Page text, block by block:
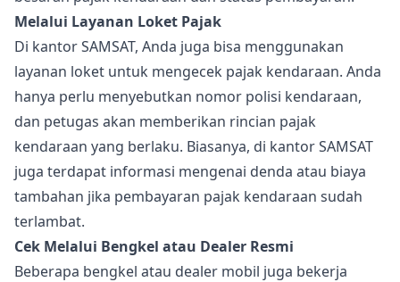
Melalui Layanan Loket Pajak
Di kantor SAMSAT, Anda juga bisa menggunakan
layanan loket untuk mengecek pajak kendaraan. Anda
hanya perlu menyebutkan nomor polisi kendaraan,
dan petugas akan memberikan rincian pajak
kendaraan yang berlaku. Biasanya, di kantor SAMSAT
juga terdapat informasi mengenai denda atau biaya
tambahan jika pembayaran pajak kendaraan sudah
terlambat.
Cek Melalui Bengkel atau Dealer Resmi
Beberapa bengkel atau dealer mobil juga bekerja